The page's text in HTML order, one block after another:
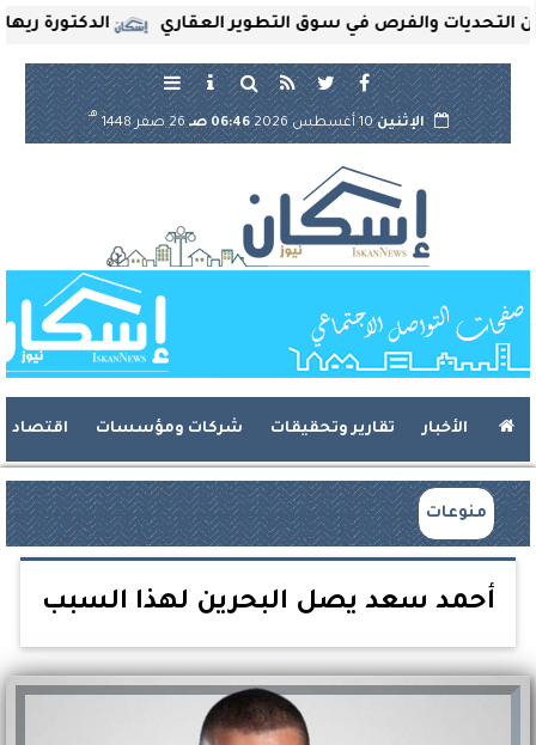
الدكتورة ريهام والفرص في سوق التطوير العقاري
الإثنين10 أغسطس 2026 06:46 صـ 26 صفر 1448
هـ
الأخبار تقارير وتحقيقات شركات ومؤسسات اقتصاد
منوعات
أحمد سعد يصل البحرين لهذا السبب